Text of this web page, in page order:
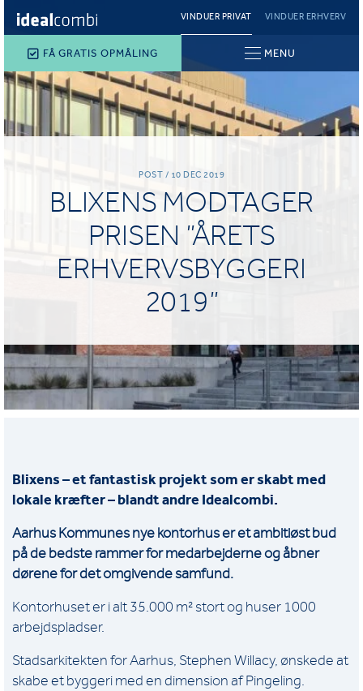
VINDUER PRIVAT VINDUER ERHVERV
FÅ GRATIS OPMÅLING MENU
POST / 10 DEC 2019
BLIXENS MODTAGER
PRISEN ”ÅRETS
ERHVERVSBYGGERI
2019”
Blixens – et fantastisk projekt som er skabt med
lokale kræfter – blandt andre Idealcombi.
Aarhus Kommunes nye kontorhus er et ambitiøst bud
på de bedste rammer for medarbejderne og åbner
dørene for det omgivende samfund.
Kontorhuset er i alt 35.000 m² stort og huser 1000
arbejdspladser.
Stadsarkitekten for Aarhus, Stephen Willacy, ønskede at
skabe et byggeri med en dimension af Pingeling.